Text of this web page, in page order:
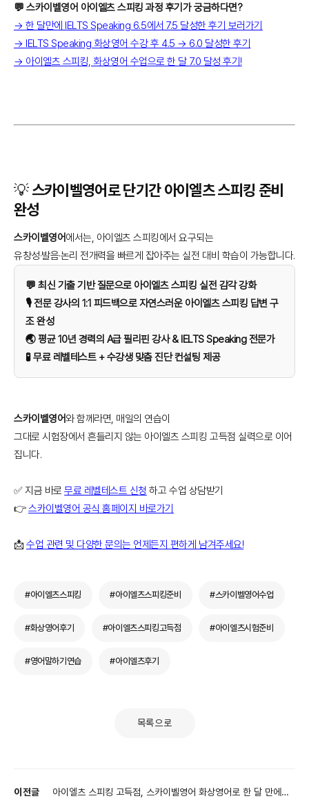
💬 스카이벨영어 아이엘츠 스피킹 과정 후기가 궁금하다면?
→ 한 달만에 IELTS Speaking 6.5에서 7.5 달성한 후기 보러가기
→ IELTS Speaking 화상영어 수강 후 4.5 → 6.0 달성한 후기
→ 아이엘츠 스피킹, 화상영어 수업으로 한 달 7.0 달성 후기!
💡 스카이벨영어로 단기간 아이엘츠 스피킹 준비
완성
스카이벨영어에서는, 아이엘츠 스피킹에서 요구되는
유창성·발음·논리 전개력을 빠르게 잡아주는 실전 대비 학습이 가능합니다.
💬 최신 기출 기반 질문으로 아이엘츠 스피킹 실전 감각 강화
🎙️ 전문 강사의 1:1 피드백으로 자연스러운 아이엘츠 스피킹 답변 구
조 완성
🌏 평균 10년 경력의 A급 필리핀 강사 & IELTS Speaking 전문가
🧪 무료 레벨테스트 + 수강생 맞춤 진단 컨설팅 제공
스카이벨영어와 함께라면, 매일의 연습이
그대로 시험장에서 흔들리지 않는 아이엘츠 스피킹 고득점 실력으로 이어
집니다.
✅ 지금 바로무료 레벨테스트 신청 하고 수업 상담받기
👉스카이벨영어 공식 홈페이지 바로가기
📩수업 관련 및 다양한 문의는 언제든지 편하게 남겨주세요!
#아이엘츠스피킹 #아이엘츠스피킹준비 #스카이벨영어수업
#화상영어후기 #아이엘츠스피킹고득점 #아이엘츠시험준비
#영어말하기연습 #아이엘츠후기
목록으로
이전글
아이엘츠 스피킹 고득점, 스카이벨영어 화상영어로 한 달 만에